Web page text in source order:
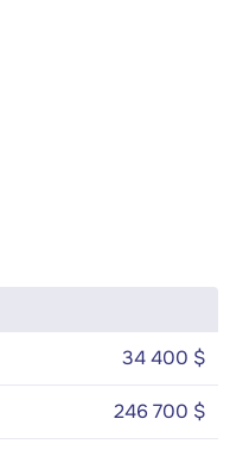
34 400 $
246 700 $